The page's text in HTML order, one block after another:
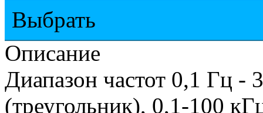
Выбрать
Описание
Диапазон частот 0,1 Гц
(треугольник), 0,1-100